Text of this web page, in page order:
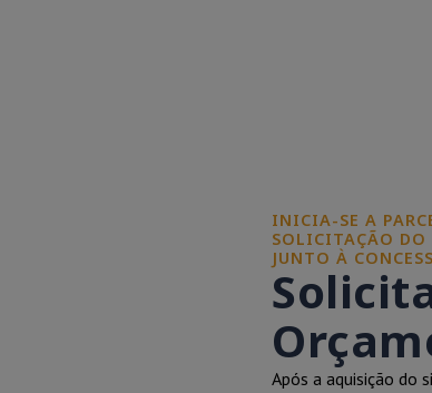
INICIA-SE A
SOLICITAÇÃO DO
JUNTO À
Após a aquisição do